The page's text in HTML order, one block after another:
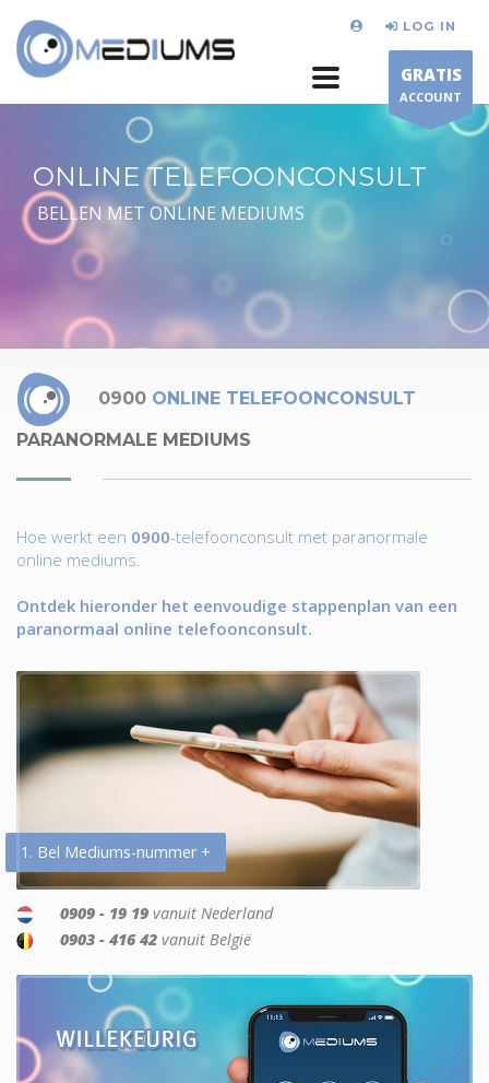
LOG IN
GRATIS
ACCOUNT
ONLINE TELEFOONCONSULT
BELLEN MET ONLINE MEDIUMS
0900 ONLINE TELEFOONCONSULT
PARANORMALE MEDIUMS
Hoe werkt een 0900-telefoonconsult met paranormale
online mediums.
Ontdek hieronder het eenvoudige stappenplan van een
paranormaal online telefoonconsult.
1. Bel Mediums-nummer +
0909 - 19 19 vanuit Nederland
0903 - 416 42 vanuit België